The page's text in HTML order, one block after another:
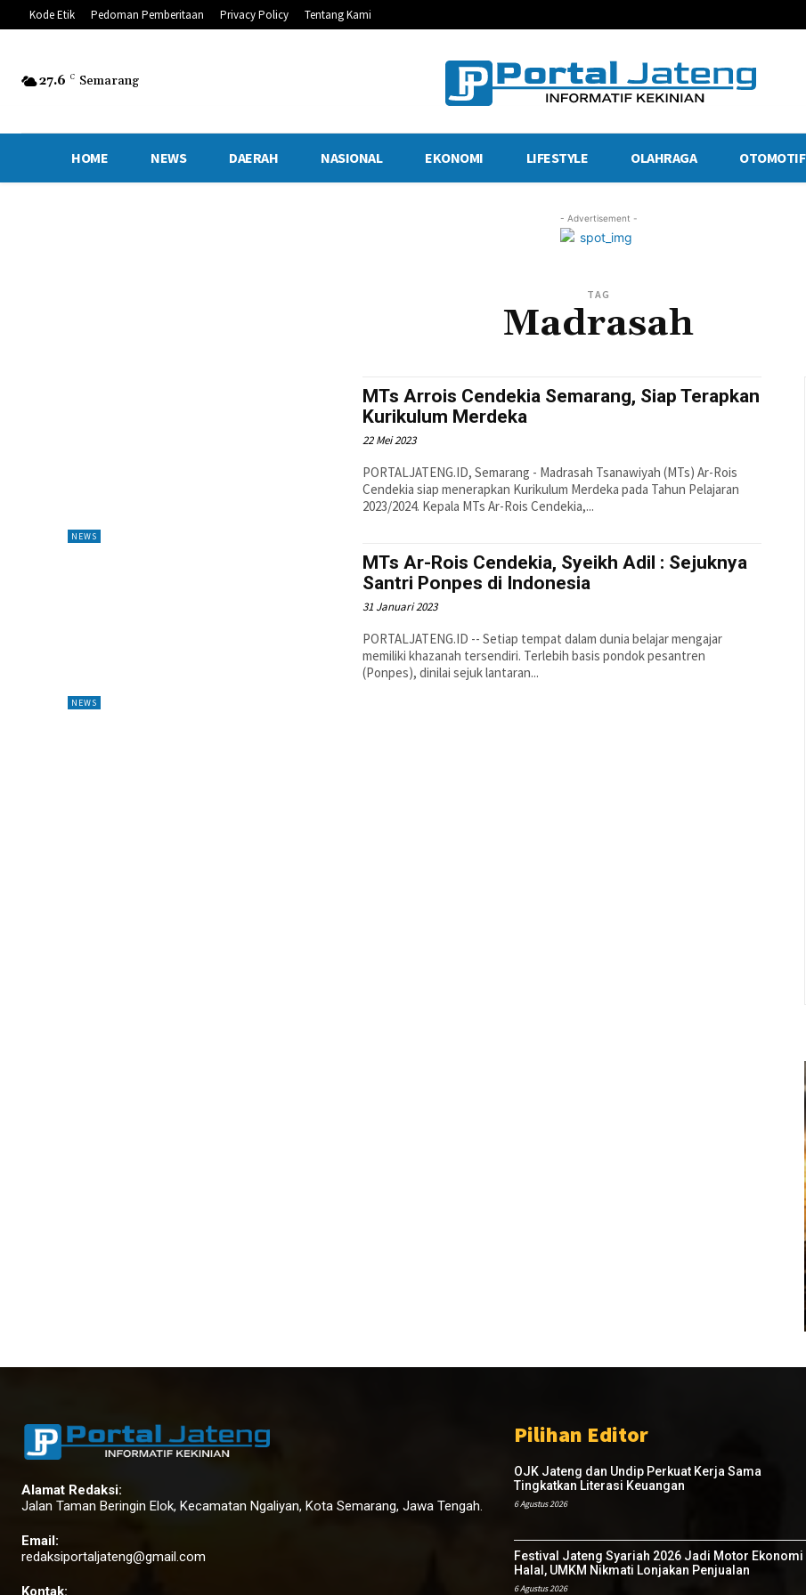
Kode Etik Pedoman Pemberitaan Privacy Policy Tentang Kami
27.6 C Semarang
HOME NEWS DAERAH NASIONAL EKONOMI LIFESTYLE OLAHRAGA OTOMOTIF
- Advertisement -
TAG
Madrasah
NEWS
MTs Arrois Cendekia Semarang, Siap Terapkan
Kurikulum Merdeka
22 Mei 2023
PORTALJATENG.ID, Semarang - Madrasah Tsanawiyah (MTs) Ar-Rois
Cendekia siap menerapkan Kurikulum Merdeka pada Tahun Pelajaran
2023/2024. Kepala MTs Ar-Rois Cendekia,...
NEWS
MTs Ar-Rois Cendekia, Syeikh Adil : Sejuknya
Santri Ponpes di Indonesia
31 Januari 2023
PORTALJATENG.ID -- Setiap tempat dalam dunia belajar mengajar
memiliki khazanah tersendiri. Terlebih basis pondok pesantren
(Ponpes), dinilai sejuk lantaran...
Alamat Redaksi:
Jalan Taman Beringin Elok, Kecamatan Ngaliyan, Kota Semarang, Jawa Tengah.
Email:
redaksiportaljateng@gmail.com
Kontak:
Pilihan Editor
OJK Jateng dan Undip Perkuat Kerja Sama
Tingkatkan Literasi Keuangan
6 Agustus 2026
Festival Jateng Syariah 2026 Jadi Motor Ekonomi
Halal, UMKM Nikmati Lonjakan Penjualan
6 Agustus 2026